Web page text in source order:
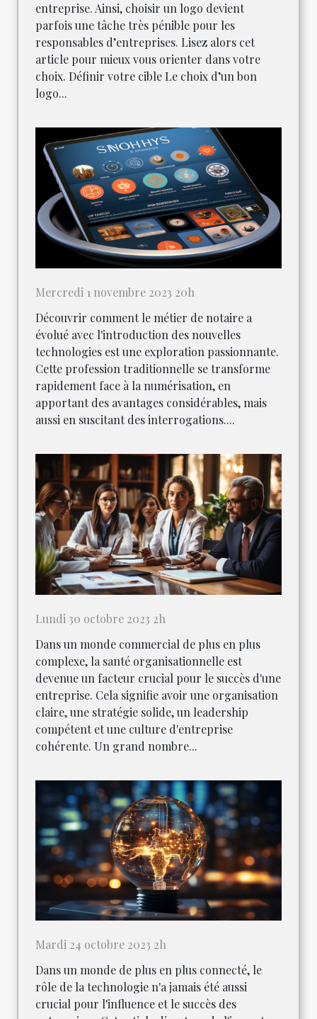
entreprise. Ainsi, choisir un logo devient
parfois une tâche très pénible pour les
responsables d’entreprises. Lisez alors cet
article pour mieux vous orienter dans votre
choix. Définir votre cible Le choix d’un bon
logo...
Mercredi 1 novembre 2023 20h
Découvrir comment le métier de notaire a
évolué avec l'introduction des nouvelles
technologies est une exploration passionnante.
Cette profession traditionnelle se transforme
rapidement face à la numérisation, en
apportant des avantages considérables, mais
aussi en suscitant des interrogations....
Lundi 30 octobre 2023 2h
Dans un monde commercial de plus en plus
complexe, la santé organisationnelle est
devenue un facteur crucial pour le succès d'une
entreprise. Cela signifie avoir une organisation
claire, une stratégie solide, un leadership
compétent et une culture d'entreprise
cohérente. Un grand nombre...
Mardi 24 octobre 2023 2h
Dans un monde de plus en plus connecté, le
rôle de la technologie n'a jamais été aussi
crucial pour l'influence et le succès des